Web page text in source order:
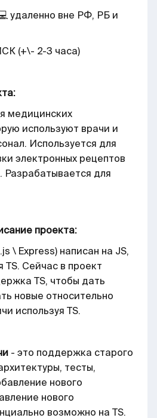
удаленно вне РФ, РБ и
(+\- 2-3 часа)
медицинских
используют врачи и
Используется для
электронных рецептов
Разрабатывается для
проекта:
\ Express) написан на JS,
TS. Сейчас в проект
TS, чтобы дать
новые относительно
используя TS.
- это поддержка старого
тесты,
нового
нового
возможно на TS.